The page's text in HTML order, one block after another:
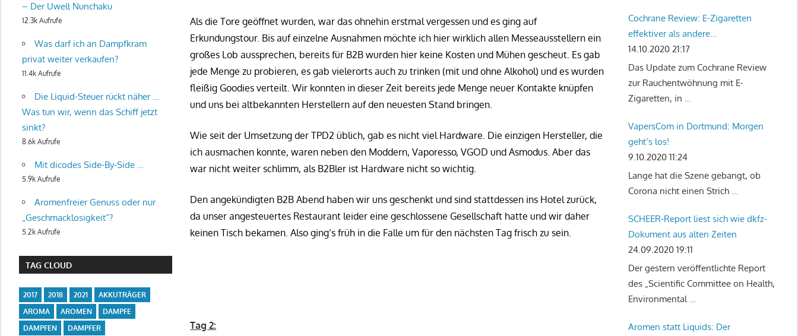
Als die Tore geöffnet wurden, war das ohnehin erstmal vergessen und es ging auf
Erkundungstour. Bis auf einzelne Ausnahmen möchte ich hier wirklich allen Messeausstellern ein
großes Lob aussprechen, bereits für B2B wurden hier keine Kosten und Mühen gescheut. Es gab
jede Menge zu probieren, es gab vielerorts auch zu trinken (mit und ohne Alkohol) und es wurden
fleißig Goodies verteilt. Wir konnten in dieser Zeit bereits jede Menge neuer Kontakte knüpfen
und uns bei altbekannten Herstellern auf den neuesten Stand bringen.
Wie seit der Umsetzung der TPD2 üblich, gab es nicht viel Hardware. Die einzigen Hersteller, die
ich ausmachen konnte, waren neben den Moddern, Vaporesso, VGOD und Asmodus. Aber das
war nicht weiter schlimm, als B2Bler ist Hardware nicht so wichtig.
Den angekündigten B2B Abend haben wir uns geschenkt und sind stattdessen ins Hotel zurück,
da unser angesteuertes Restaurant leider eine geschlossene Gesellschaft hatte und wir daher
keinen Tisch bekamen. Also ging’s früh in die Falle um für den nächsten Tag frisch zu sein.
Tag 2:
– Der Uwell Nunchaku
12.3k Aufrufe
Was darf ich an Dampfkram
privat weiter verkaufen?
11.4k Aufrufe
Die Liquid-Steuer rückt näher …
Was tun wir, wenn das Schiff jetzt
sinkt?
8.6k Aufrufe
Mit dicodes Side-By-Side …
5.9k Aufrufe
Aromenfreier Genuss oder nur
„Geschmacklosigkeit“?
5.2k Aufrufe
TAG CLOUD
2017 2018 2021
AKKUTRÄGER
AROMA
AROMEN
DAMPFE
DAMPFEN
DAMPFER
Cochrane Review: E-Zigaretten
effektiver als andere
Rauchentwöhnungstherapien
14.10.2020 21:17
Das Update zum Cochrane Review
zur Rauchentwöhnung mit E-
Zigaretten, in …
VapersCom in Dortmund: Morgen
geht‘s los!
9.10.2020 11:24
Lange hat die Szene gebangt, ob
Corona nicht einen Strich …
SCHEER-Report liest sich wie dkfz-
Dokument aus alten Zeiten
24.09.2020 19:11
Der gestern veröffentlichte Report
des „Scientific Committee on Health,
Environmental …
Aromen statt Liquids: Der